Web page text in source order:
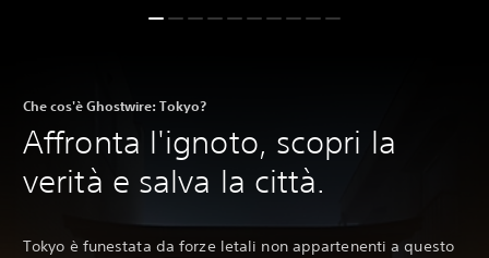
Che cos'è Ghostwire: Tokyo?
Affronta l'ignoto, scopri la
verità e salva la città.
Tokyo è funestata da forze letali non appartenenti a questo